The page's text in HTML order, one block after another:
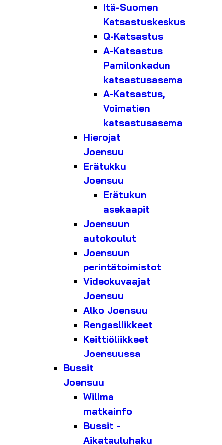
Itä-Suomen
Katsastuskeskus
Q-Katsastus
A-Katsastus
Pamilonkadun
katsastusasema
A-Katsastus,
Voimatien
katsastusasema
Hierojat
Joensuu
Erätukku
Joensuu
Erätukun
asekaapit
Joensuun
autokoulut
Joensuun
perintätoimistot
Videokuvaajat
Joensuu
Alko Joensuu
Rengasliikkeet
Keittiöliikkeet
Joensuussa
Bussit
Joensuu
Wilima
matkainfo
Bussit -
Aikatauluhaku